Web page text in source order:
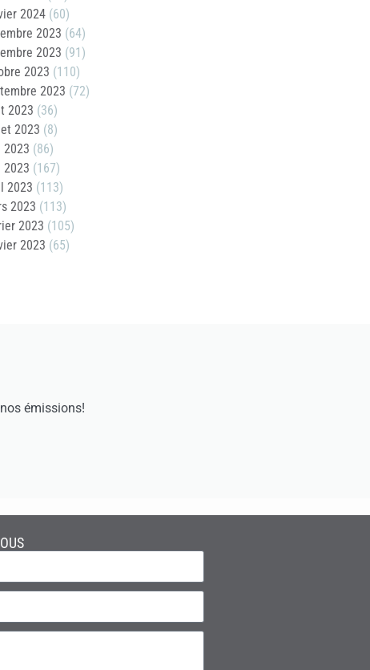
2024(60)
2023 (64)
2023 (91)
2023 (110)
2023 (72)
2023 (36)
2023 (8)
2023 (86)
2023 (167)
2023 (113)
2023 (113)
2023 (105)
2023 (65)
émissions!